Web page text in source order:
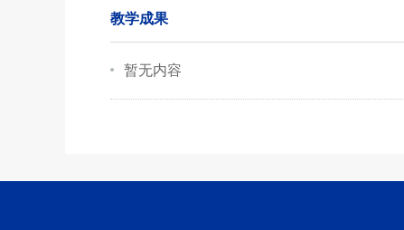
教学成果
暂无内容